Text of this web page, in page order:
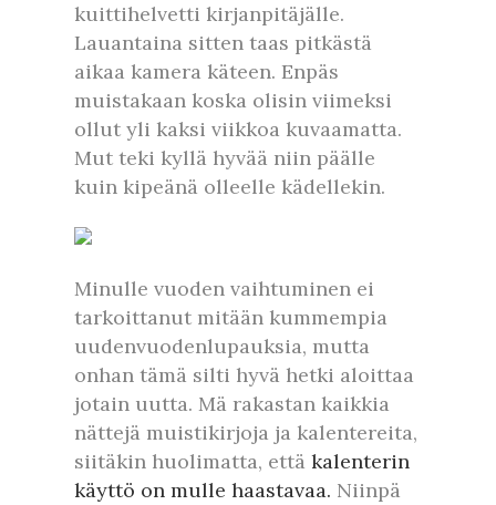
kuittihelvetti kirjanpitäjälle.
Lauantaina sitten taas pitkästä
aikaa kamera käteen. Enpäs
muistakaan koska olisin viimeksi
ollut yli kaksi viikkoa kuvaamatta.
Mut teki kyllä hyvää niin päälle
kuin kipeänä olleelle kädellekin.
Minulle vuoden vaihtuminen ei
tarkoittanut mitään kummempia
uudenvuodenlupauksia, mutta
onhan tämä silti hyvä hetki aloittaa
jotain uutta. Mä rakastan kaikkia
nättejä muistikirjoja ja kalentereita,
siitäkin huolimatta, että kalenterin
käyttö on mulle haastavaa. Niinpä